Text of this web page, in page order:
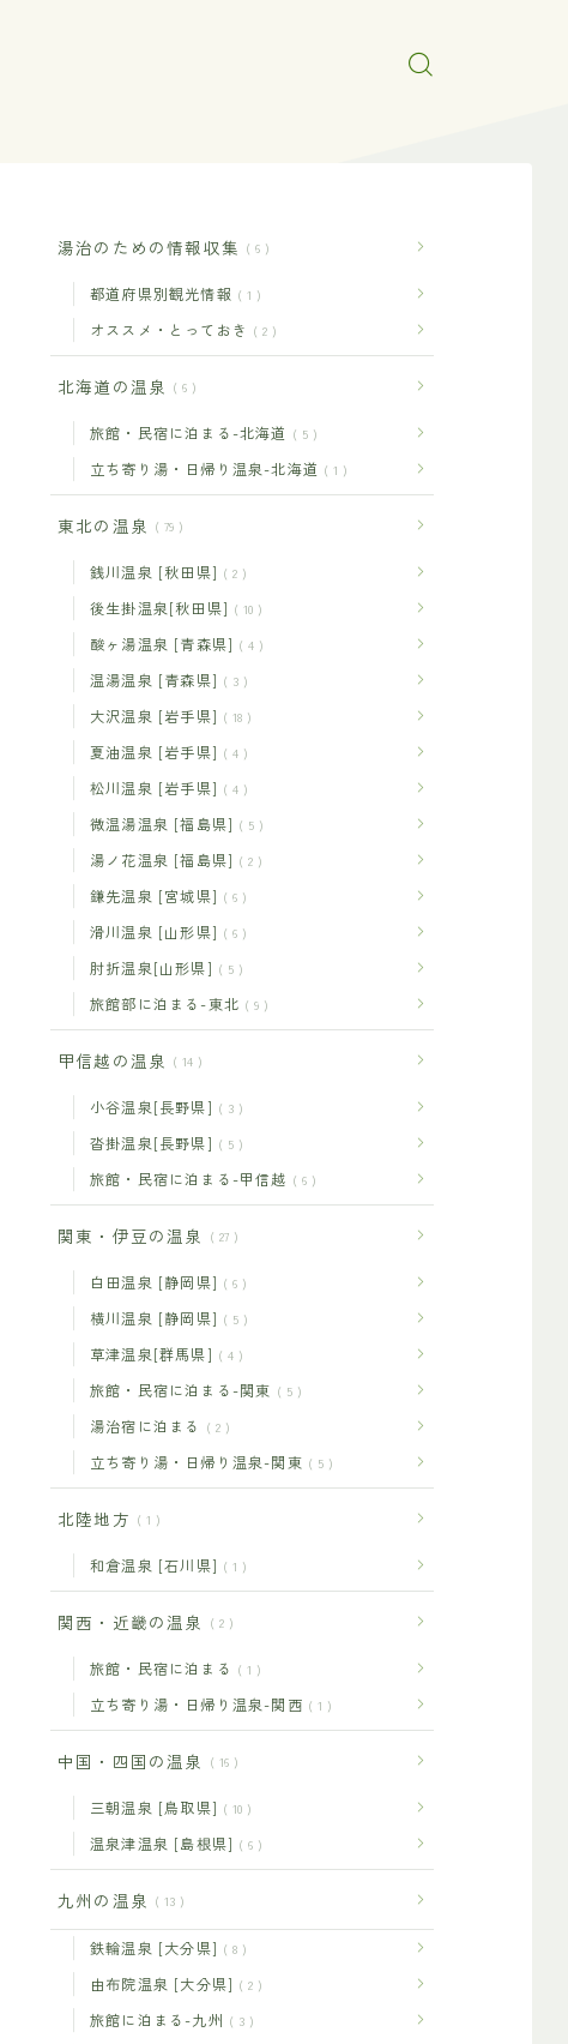
湯治のための情報収集 6
都道府県別観光情報 1
オススメ・とっておき 2
北海道の温泉 6
旅館・民宿に泊まる-北海道 5
立ち寄り湯・日帰り温泉-北海道 1
東北の温泉 79
銭川温泉 [秋田県] 2
後生掛温泉[秋田県] 10
酸ヶ湯温泉 [青森県] 4
温湯温泉 [青森県] 3
大沢温泉 [岩手県] 18
夏油温泉 [岩手県] 4
松川温泉 [岩手県] 4
微温湯温泉 [福島県] 5
湯ノ花温泉 [福島県] 2
鎌先温泉 [宮城県] 6
滑川温泉 [山形県] 6
肘折温泉[山形県] 5
旅館部に泊まる-東北 9
甲信越の温泉 14
小谷温泉[長野県] 3
沓掛温泉[長野県] 5
旅館・民宿に泊まる-甲信越 6
関東・伊豆の温泉 27
白田温泉 [静岡県] 6
横川温泉 [静岡県] 5
草津温泉[群馬県] 4
旅館・民宿に泊まる-関東 5
湯治宿に泊まる 2
立ち寄り湯・日帰り温泉-関東 5
北陸地方 1
和倉温泉 [石川県] 1
関西・近畿の温泉 2
旅館・民宿に泊まる 1
立ち寄り湯・日帰り温泉-関西 1
中国・四国の温泉 16
三朝温泉 [鳥取県] 10
温泉津温泉 [島根県] 6
九州の温泉 13
鉄輪温泉 [大分県] 8
由布院温泉 [大分県] 2
旅館に泊まる-九州 3